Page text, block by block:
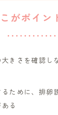
がポイン
きさを確認し
ために、排卵
る